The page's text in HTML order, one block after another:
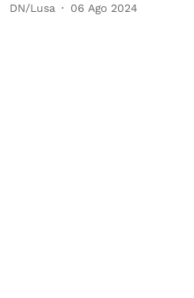
DN/Lusa 06 Ago 2024